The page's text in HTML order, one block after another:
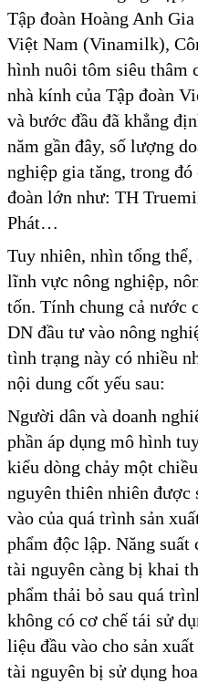
Tập đoàn Hoàng Anh
Việt Nam (Vinamilk),
hình nuôi tôm siêu thâm
nhà kính của Tập đoàn
và bước đầu đã khẳng
năm gần đây, số lượng
nghiệp gia tăng, trong
đoàn lớn như: TH
Phát…
Tuy nhiên, nhìn tổng
lĩnh vực nông nghiệp,
tốn. Tính chung cả nước
DN đầu tư vào nông
tình trạng này có nhiều
nội dung cốt yếu sau:
Người dân và doanh
phần áp dụng mô hình
kiểu dòng chảy một
nguyên thiên nhiên được
vào của quá trình sản
phẩm độc lập. Năng suất
tài nguyên càng bị khai
phẩm thải bỏ sau quá
không có cơ chế tái sử
liệu đầu vào cho sản
tài nguyên bị sử dụng